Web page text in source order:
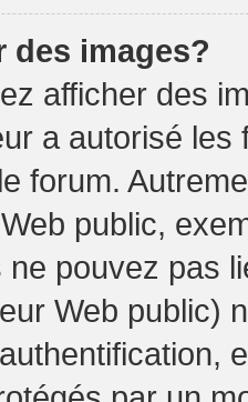
des images?
afficher des
a autorisé
forum.
public,
ne pouvez pas
Web public)